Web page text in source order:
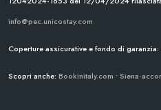
info@pec.unicostay.com
Coperture assicurative e fondo di garanzia:
Scopri anche: Bookinitaly.com • Siena-